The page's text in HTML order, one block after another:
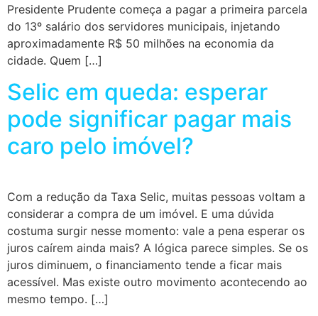
Presidente Prudente começa a pagar a primeira parcela
do 13º salário dos servidores municipais, injetando
aproximadamente R$ 50 milhões na economia da
cidade. Quem […]
Selic em queda: esperar
pode significar pagar mais
caro pelo imóvel?
Com a redução da Taxa Selic, muitas pessoas voltam a
considerar a compra de um imóvel. E uma dúvida
costuma surgir nesse momento: vale a pena esperar os
juros caírem ainda mais? A lógica parece simples. Se os
juros diminuem, o financiamento tende a ficar mais
acessível. Mas existe outro movimento acontecendo ao
mesmo tempo. […]